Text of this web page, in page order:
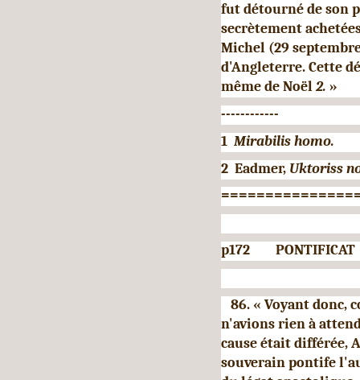
fut détourné de son
secrètement
Michel (29
d'Angleterre. Cette
même de Noël2. »
------------
1 Mirabilis homo.
2 Eadmer, Uktoriss
p172 PONTIFICAT
86. « Voyant donc,
n'avions rienà
cause était différée,
souverain pontife